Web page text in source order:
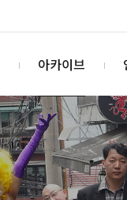
아카이브